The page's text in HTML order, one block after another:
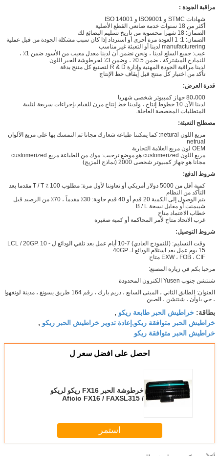
مراقبة الجودة :
شهادات STMC و ISO9001 و ISO 14001
أكثر من 18 سنوات خدمة صانعي القطع الأصلية
الضمان: 18 شهرا محسوبة من تاريخ تسليم البضائع لك
الضمان: 1: 1 العودة مرة أخرى أو استرداد إذا كان سبب مشكلة الجودة من قبل عملية
manufacturering لدينا أو التعبئة غير مناسب
عيب: جميع السلع لدينا ، ونحن نضمن أن لدينا معدل معيب من الأسود ضمن 1٪ ،
للنماذج المشتركة ، ضمن 0.5٪ ، وضمن 3٪ لخرطوشة الحبر اللون
لدينا مراقبة الجودة المهنية وإدارة R & D لتصنيع كل منتج بدقة
تأكد من اختبار كل منتج قبل إيقاف خط الإنتاج
قدرة العرض:
80،000 جهاز كمبيوتر شخصى شهريا
لدينا الآن 10 خطوط إنتاج ، ولدينا خط إنتاج مرن للقيام بإجراءات سريعة لتلبية
المتطلبات المخصصة العاجلة.
مصطلح التعبئة:
مربع اللون netural: كما يمكننا طباعة شعارك مجانا ثم التمسك بها على مربع الألوان
netrual
OEM لون مربع العلامة التجارية
مربع اللون customerized هو موضع ترحيب: موك من الطباعة مربع customerized
مجانا هو جهاز كمبيوتر شخصى 2000 (نماذج المزيج)
شروط الدفع:
كمية أقل من 5000 دولار أمريكي أو تعاوننا لأول مرة: مطلوب 100 ٪ T / T مقدما بعد
التأكد من النظام
يتم الوصول إلى الكمية 20 قدم أو 40 قدم حاوية: 30٪ مقدماً ، 70٪ من الرصيد قبل
شيبمنت أو مقابل نسخة B / L
خطاب الاعتماد متاح
غرب الاتحاد متاح لأمر المحاكمة أو كمية صغيرة
شروط التوصيل:
وقت التسليم: (للنموذج العادي) 7-10 أيام عمل بعد تلقي الودائع ل LCL / 20GP. 10 -
15 يوم عمل بعد استلام الودائع لـ 40GP
EXW ، FOB ، CIF متاح
مرحبا بكم في زيارة المصنع:
شنتشن جنوب Yusen الكترون المحدودة
العنوان: الطابق الثاني ، المبنى السابع ، دريم بارك ، رقم 164 طريق يسونغ ، مدينة لونغهوا
، حي باوآن ، شنتشن ، الصين
بطاقة: خراطيش الحبر طابعة ريكو ,
خراطيش الحبر متوافقة ريكو,إعادة تدوير خراطيش الحبر ريكو ,
خراطيش الحبر متوافقة ريكو
احصل على افضل سعر ل
خرطوشة الحبر FX16 ريكو لريكو
Aficio FX16 / FAXSL315 /
استمر